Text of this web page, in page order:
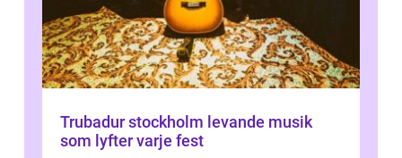
Trubadur stockholm levande musik
som lyfter varje fest